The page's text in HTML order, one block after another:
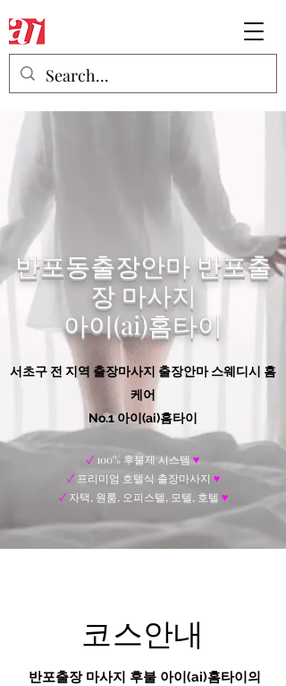
반포동출장안마 반포출
장 마사지
​아이(ai)홈타이
서초구 전 지역 출장마사지 출장안마 스웨디시 홈
케어
No.1 아이(ai)홈타이
✓ 100% 후불제 시스템 ♥
✓프리미엄 호텔식 출장마사지 ♥
✓자택, 원룸, 오피스텔, 모텔, 호텔 ♥
코스안내
반포출장 마사지 후불 아이(ai)홈타이의